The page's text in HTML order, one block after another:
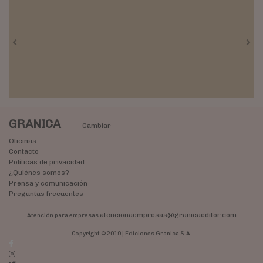
Previous
GRANICA
Cambiar
Oficinas
Contacto
Políticas de privacidad
¿Quiénes somos?
Prensa y comunicación
Preguntas frecuentes
Atención para empresas atencionaempresas@granicaeditor.com
Copyright © 2019 | Ediciones Granica S.A.